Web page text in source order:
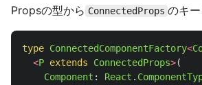
Propsの型から ConnectedProps のキー
type ConnectedComponentFactory<
<P extends ConnectedProps>(
Component : React .